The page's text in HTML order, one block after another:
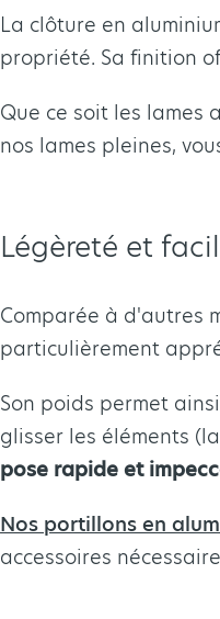
La clôture en
propriété. Sa finition
Que ce soit les lames
nos lames pleines,
Légèreté et
Comparée à d'autres
particulièrement
Son poids permet
glisser les éléments
pose rapide et
Nos portillons en
accessoires